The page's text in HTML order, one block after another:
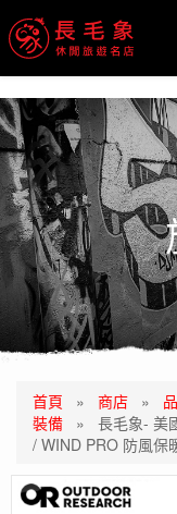
首頁 » 商店 »
裝備 » 長毛象- 美
/ WIND PRO 防風保